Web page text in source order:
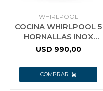
WHIRLPOOL
COCINA WHIRLPOOL 5
HORNALLAS INOX
ENCENDIDO LUZ
USD 990,00